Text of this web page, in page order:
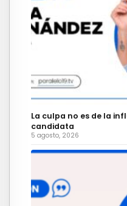
La culpa no es de la
candidata
5 agosto, 2026